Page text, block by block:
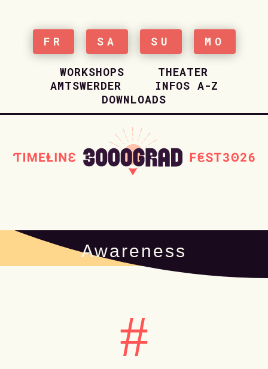
FR SA SU MO
WORKSHOPS
THEATER
AMTSWERDER
INFOS A-Z
DOWNLOADS
Awareness
#